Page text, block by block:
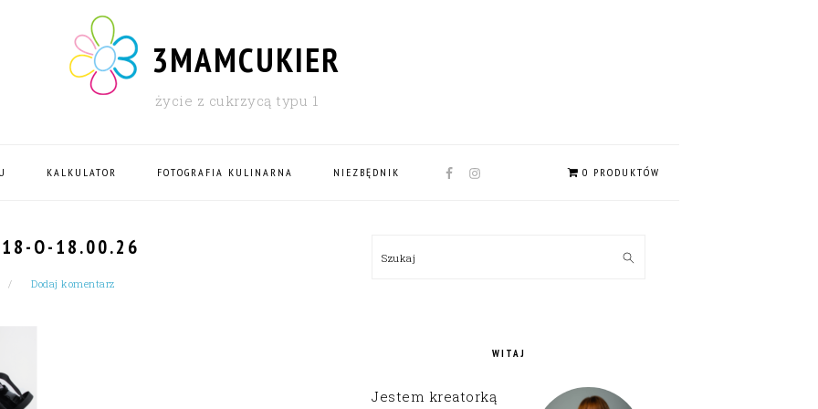
3MAMCUKIER
życie z cukrzycą typu 1
KALKULATOR FOTOGRAFIA KULINARNA NIEZBĘDNIK
NAV
0 PRODUKTÓW
18-O-18.00.26
Dodaj komentarz
SIDEBAR
Szukaj
WITAJ
Jestem kreatorką